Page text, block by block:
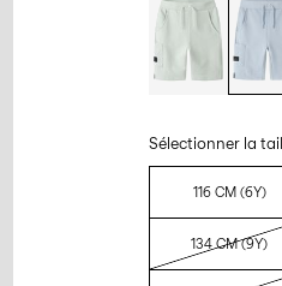
Sélectionner la
116 CM (6Y)
134 CM (9Y)